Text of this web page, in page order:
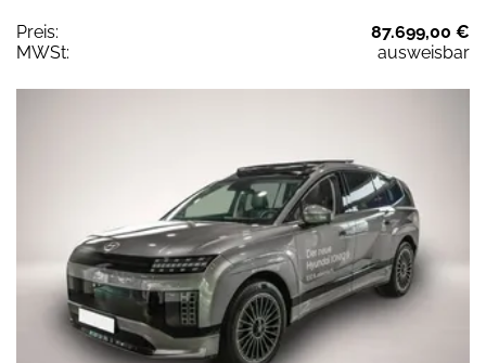
Preis:
87.699,00 €
MWSt:
ausweisbar